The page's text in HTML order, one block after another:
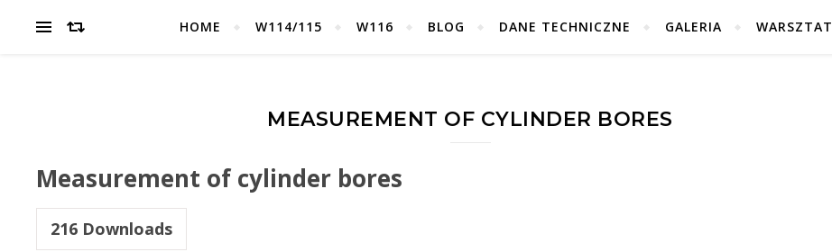
HOME W114/115 W116 BLOG DANE TECHNICZNE GALERIA WARSZTAT
MEASUREMENT OF CYLINDER BORES
Measurement of cylinder bores
216 Downloads